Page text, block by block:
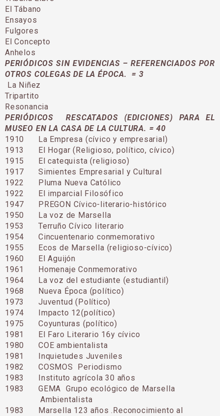
El Tábano
Ensayos
Fulgores
El Concepto
Anhelos
PERIÓDICOS SIN EVIDENCIAS – REFERENCIADOS POR
OTROS COLEGAS DE LA ÉPOCA. = 3
La Niñez
Tripartito
Resonancia
PERIÓDICOS RESCATADOS (EDICIONES) PARA EL
MUSEO EN LA CASA DE LA CULTURA. = 40
1910 La Empresa (cívico y empresarial)
1913 El Hogar (Religioso, político, cívico)
1915 El catequista (religioso)
1917 Simientes Empresarial y Cultural
1922 Pluma Nueva Católico
1922 El imparcial Filosófico
1947 PREGON Cívico-literario-histórico
1950 La voz de Marsella
1953 Terruño Cívico literario
1954 Cincuentenario conmemorativo
1955 Ecos de Marsella (religioso-cívico)
1960 El Aguijón
1961 Homenaje Conmemorativo
1964 La voz del estudiante (estudiantil)
1968 Nueva Época (político)
1973 Juventud (Político)
1974 Impacto 12(político)
1975 Coyunturas (político)
1981 El Faro Literario 16y cívico
1980 COE ambientalista
1981 Inquietudes Juveniles
1982 COSMOS Periodismo
1983 Instituto agrícola 30 años
1983 GEMA Grupo ecológico de Marsella
Ambientalista
1983 Marsella 123 años .Reconocimiento al